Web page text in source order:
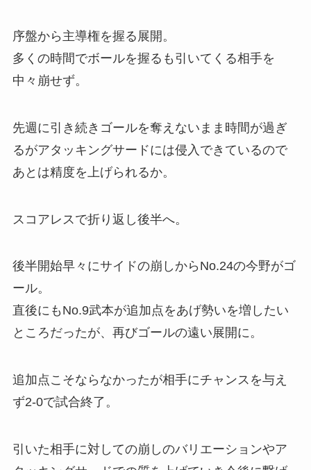
序盤から主導権を握る展開。
多くの時間でボールを握るも引いてくる相手を
中々崩せず。
先週に引き続きゴールを奪えないまま時間が過ぎ
るがアタッキングサードには侵入できているので
あとは精度を上げられるか。
スコアレスで折り返し後半へ。
後半開始早々にサイドの崩しからNo.24の今野がゴ
ール。
直後にもNo.9武本が追加点をあげ勢いを増したい
ところだったが、再びゴールの遠い展開に。
追加点こそならなかったが相手にチャンスを与え
ず2-0で試合終了。
引いた相手に対しての崩しのバリエーションやア